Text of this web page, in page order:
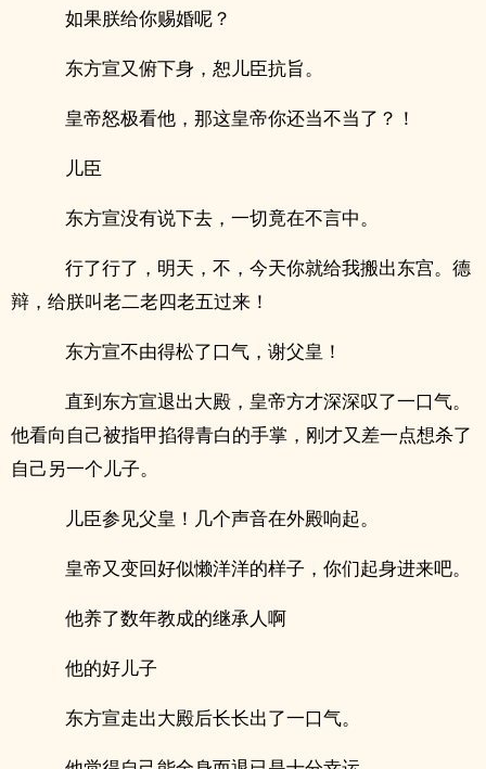
如果朕给你赐婚呢？
东方宣又俯下身，恕儿臣抗旨。
皇帝怒极看他，那这皇帝你还当不当了？！
儿臣
东方宣没有说下去，一切竟在不言中。
行了行了，明天，不，今天你就给我搬出东宫。德
辩，给朕叫老二老四老五过来！
东方宣不由得松了口气，谢父皇！
直到东方宣退出大殿，皇帝方才深深叹了一口气。
他看向自己被指甲掐得青白的手掌，刚才又差一点想杀了
自己另一个儿子。
儿臣参见父皇！几个声音在外殿响起。
皇帝又变回好似懒洋洋的样子，你们起身进来吧。
他养了数年教成的继承人啊
他的好儿子
东方宣走出大殿后长长出了一口气。